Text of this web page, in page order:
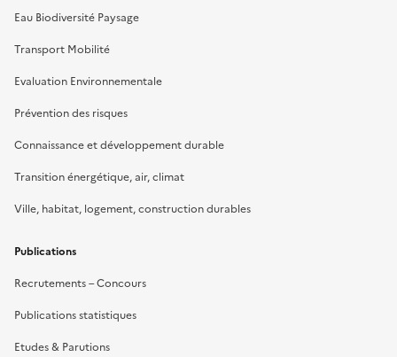
Eau Biodiversité Paysage
Transport Mobilité
Evaluation Environnementale
Prévention des risques
Connaissance et développement durable
Transition énergétique, air, climat
Ville, habitat, logement, construction durables
Publications
Recrutements – Concours
Publications statistiques
Etudes & Parutions